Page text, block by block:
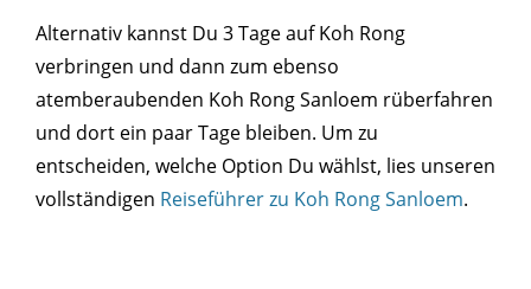
Alternativ kannst Du 3 Tage auf Koh Rong
verbringen und dann zum ebenso
atemberaubenden Koh Rong Sanloem rüberfahren
und dort ein paar Tage bleiben. Um zu
entscheiden, welche Option Du wählst, lies unseren
vollständigen Reiseführer zu Koh Rong Sanloem.